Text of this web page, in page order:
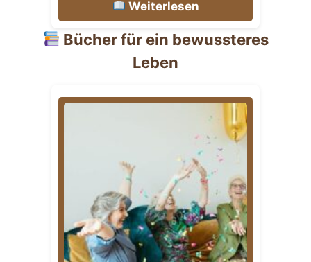
Weiterlesen
Bücher für ein bewussteres
Leben